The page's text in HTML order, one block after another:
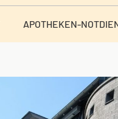
APOTHEKEN-